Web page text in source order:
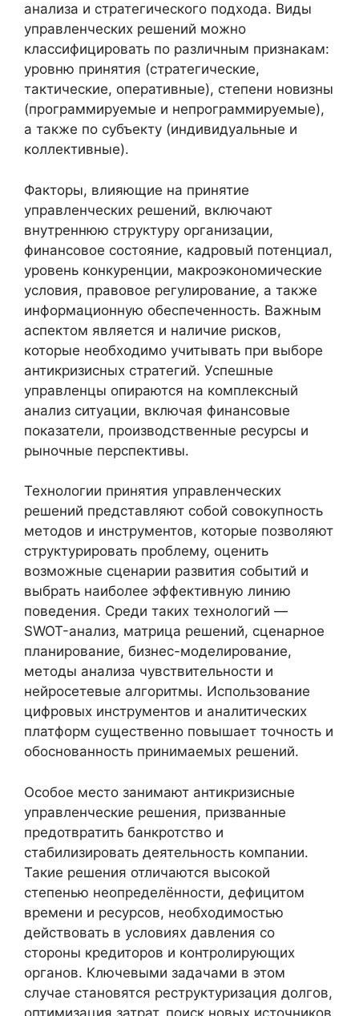
анализа и стратегического подхода. Виды
управленческих решений можно
классифицировать по различным признакам:
уровню принятия (стратегические,
тактические, оперативные), степени новизны
(программируемые и непрограммируемые),
а также по субъекту (индивидуальные и
коллективные).
Факторы, влияющие на принятие
управленческих решений, включают
внутреннюю структуру организации,
финансовое состояние, кадровый потенциал,
уровень конкуренции, макроэкономические
условия, правовое регулирование, а также
информационную обеспеченность. Важным
аспектом является и наличие рисков,
которые необходимо учитывать при выборе
антикризисных стратегий. Успешные
управленцы опираются на комплексный
анализ ситуации, включая финансовые
показатели, производственные ресурсы и
рыночные перспективы.
Технологии принятия управленческих
решений представляют собой совокупность
методов и инструментов, которые позволяют
структурировать проблему, оценить
возможные сценарии развития событий и
выбрать наиболее эффективную линию
поведения. Среди таких технологий —
SWOT-анализ, матрица решений, сценарное
планирование, бизнес-моделирование,
методы анализа чувствительности и
нейросетевые алгоритмы. Использование
цифровых инструментов и аналитических
платформ существенно повышает точность и
обоснованность принимаемых решений.
Особое место занимают антикризисные
управленческие решения, призванные
предотвратить банкротство и
стабилизировать деятельность компании.
Такие решения отличаются высокой
степенью неопределённости, дефицитом
времени и ресурсов, необходимостью
действовать в условиях давления со
стороны кредиторов и контролирующих
органов. Ключевыми задачами в этом
случае становятся реструктуризация долгов,
оптимизация затрат, поиск новых источников